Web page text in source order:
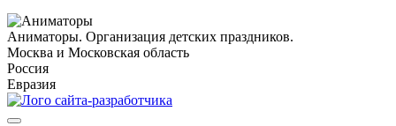
Аниматоры. Организация детских праздников.
Москва и Московская область
Россия
Евразия